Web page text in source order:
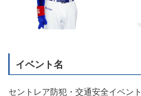
イベント名
セントレア防犯・交通安全イベント